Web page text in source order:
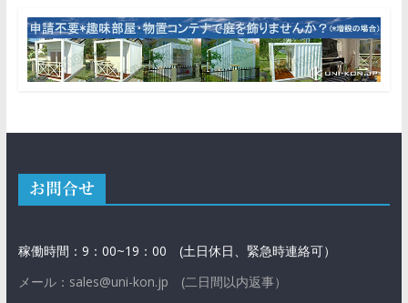
お問合せ
稼働時間：9：00~19：00 (土日休日、緊急時連絡可）
メール：sales@uni-kon.jp (二日間以内返事）